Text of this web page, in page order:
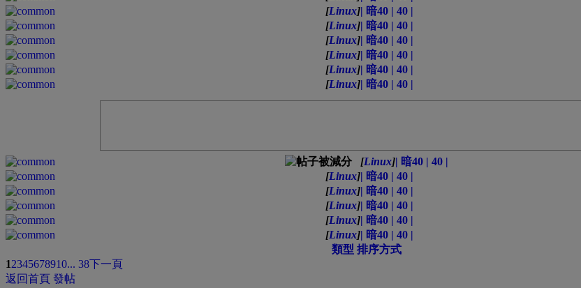
[Linux]| 暗40 | 40 |
[Linux]| 暗40 | 40 |
[Linux]| 暗40 | 40 |
[Linux]| 暗40 | 40 |
[Linux]| 暗40 | 40 |
[Linux]| 暗40 | 40 |
[Linux]| 暗40 | 40 |
[Linux]| 暗40 | 40 |
[Linux]| 暗40 | 40 |
[Linux]| 暗40 | 40 |
[Linux]| 暗40 | 40 |
[Linux]| 暗40 | 40 |
類型 排序方式
12345678910... 38下一頁
返回首頁 發帖